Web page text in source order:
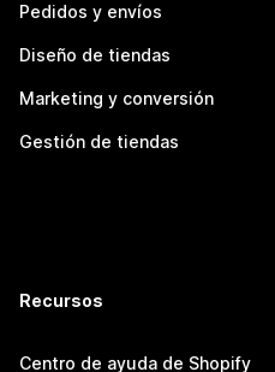
Pedidos y envíos
Diseño de tiendas
Marketing y conversión
Gestión de tiendas
Recursos
Centro de ayuda de Shopify